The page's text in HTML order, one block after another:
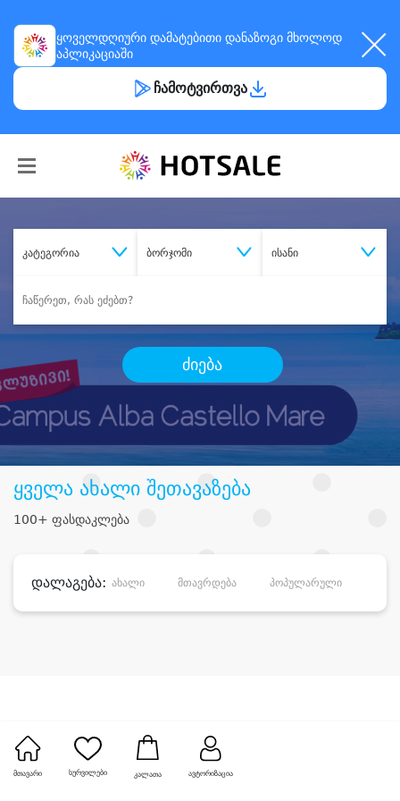
ყოველდღიური დამატებითი დანაზოგი მხოლოდ
აპლიკაციაში
ჩამოტვირთვა
მთავარი სურვილები კალათა ავტორიზაცია
კატეგორია ბორჯომი ისანი
ძიება
ყველა ახალი შეთავაზება
100+ ფასდაკლება
დალაგება: ახალი მთავრდება პოპულარული